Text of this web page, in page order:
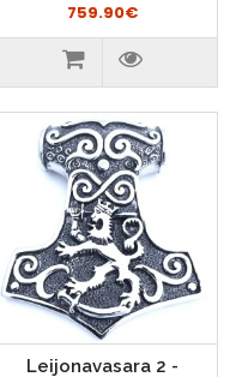
759.90€
Leijonavasara 2 -